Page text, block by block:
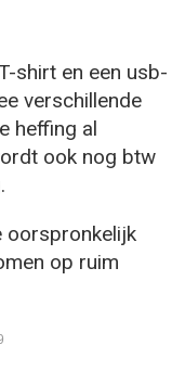
shirt en een usb-
verschillende
heffing al
ook nog btw
oorspronkelijk
op ruim